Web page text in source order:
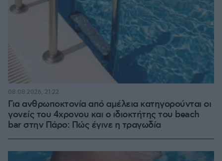
Για ανθρωποκτονία από αμέλεια κατηγορούνται οι
γονείς του 4χρονου και ο ιδιοκτήτης του beach
bar στην Πάρο: Πώς έγινε η τραγωδία
08.08.2026, 21:22